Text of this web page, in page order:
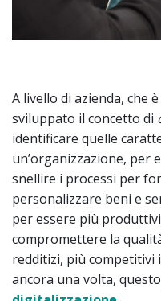
A livello di azienda, che
sviluppato il concetto di
identificare quelle
un’organizzazione, per
snellire i processi per
personalizzare beni e
per essere più
compromettere la
redditizi, più competitivi
ancora una volta,